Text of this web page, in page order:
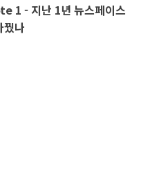
1 - 지난 1년 뉴스페이스
꿨나